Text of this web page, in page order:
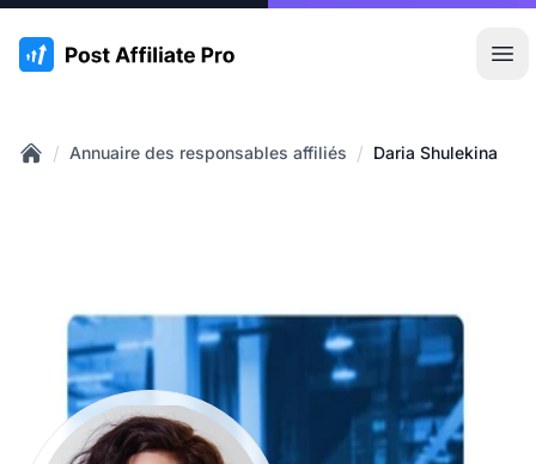
:site.title
/ Annuaire des responsables affiliés / Daria Shulekina